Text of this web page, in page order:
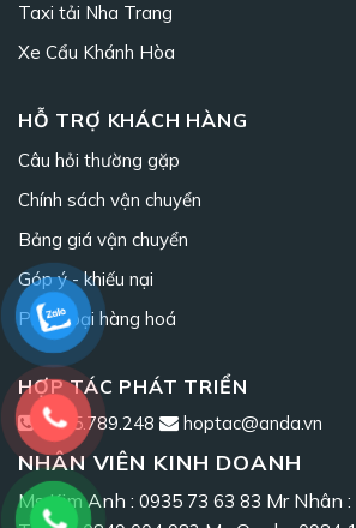
Taxi tải Nha Trang
Xe Cẩu Khánh Hòa
HỖ TRỢ KHÁCH HÀNG
Câu hỏi thường gặp
Chính sách vận chuyển
Bảng giá vận chuyển
Góp ý - khiếu nại
Phân loại hàng hoá
HỢP TÁC PHÁT TRIỂN
0965.789.248 hoptac@anda.vn
NHÂN VIÊN KINH DOANH
Ms Kim Anh : 0935 73 63 83 Mr Nhân :